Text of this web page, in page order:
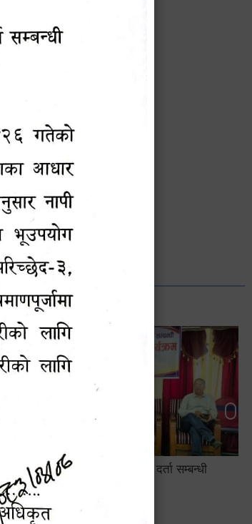
सविन न्यौपाने
भानुभक्त थपलिया
सूचना अधिकारी
Phone: ९८५५०१२७४२
सामाजिक सुरक्षा तथा घटना दर्ता सम्बन्धी
अन्तरक्रियात्मक कार्यक्रम